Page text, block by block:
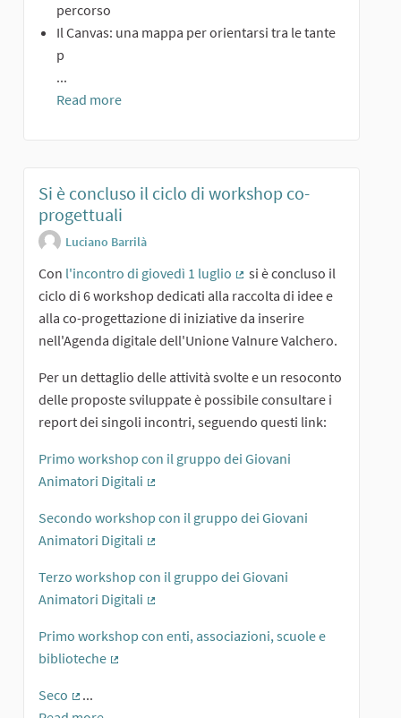
percorso
Il Canvas: una mappa per orientarsi tra le tante
p
...
Read more
Si è concluso il ciclo di workshop co-
progettuali
Luciano Barrilà
Con l'incontro di giovedì 1 luglio
(External link)
si è concluso il
ciclo di 6 workshop dedicati alla raccolta di idee e
alla co-progettazione di iniziative da inserire
nell'Agenda digitale dell'Unione Valnure Valchero.
Per un dettaglio delle attività svolte e un resoconto
delle proposte sviluppate è possibile consultare i
report dei singoli incontri, seguendo questi link:
Primo workshop con il gruppo dei Giovani
Animatori Digitali
Secondo workshop con il gruppo dei Giovani
Animatori Digitali
Terzo workshop con il gruppo dei Giovani
Animatori Digitali
Primo workshop con enti, associazioni, scuole e
biblioteche
Seco
(External link)
...